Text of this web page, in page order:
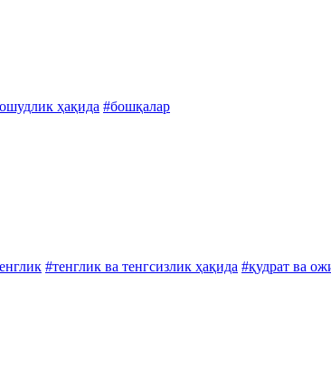
ҳақида #бошқалар
#тенглик ва тенгсизлик ҳақида #қудрат ва